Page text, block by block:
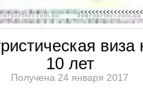
виза
10 лет
Получена 24 января 2017